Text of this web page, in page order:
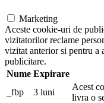
Marketing
Aceste cookie-uri de
vizitatorilor reclame
vizitat anterior si pentru a
publicitare.
Nume Expirare
_fbp
3 luni
Acest
livra o